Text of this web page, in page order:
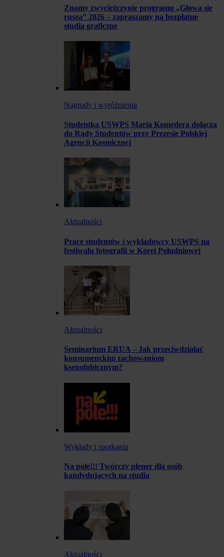
Znamy zwyciężczynie programu „Głowa się
rusza” 2026 – zapraszamy na bezpłatne
studia graficzne
Nagrody i wyróżnienia
Studentka USWPS Maria Komędera dołącza
do Rady Studentów przy Prezesie Polskiej
Agencji Kosmicznej
Aktualności
Prace studentów i wykładowcy USWPS na
festiwalu fotografii w Korei Południowej
Aktualności
Seminarium ERUA – Jak przeciwdziałać
konsumenckim zachowaniom
ksenofobicznym?
Wykłady i spotkania
Na pole!!! Twórczy plener dla osób
kandydujących na studia
Aktualności